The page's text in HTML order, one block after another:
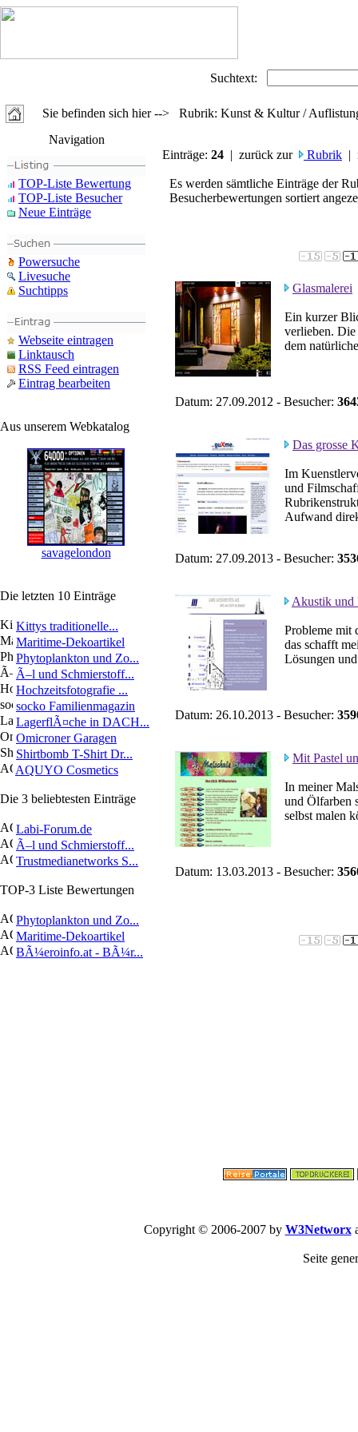
Suchtext:
Sie befinden sich hier --> Rubrik: Kunst & Kultur /
Navigation
TOP-Liste Bewertung
TOP-Liste Besucher
Neue Einträge
Powersuche
Livesuche
Suchtipps
Webseite eintragen
Linktausch
RSS Feed eintragen
Eintrag bearbeiten
Aus unserem Webkatalog
savagelondon
Die letzten 10 Einträge
Kittys traditionelle...
Maritime-Dekoartikel
Phytoplankton und Zo...
Ã–l und Schmierstoff...
Hochzeitsfotografie ...
socko Familienmagazin
LagerflÃ¤che in DACH...
Omicroner Garagen
Shirtbomb T-Shirt Dr...
AQUYO Cosmetics
Die 3 beliebtesten Einträge
Labi-Forum.de
Ã–l und Schmierstoff...
Trustmedianetworks S...
TOP-3 Liste Bewertungen
Phytoplankton und Zo...
Maritime-Dekoartikel
BÃ¼eroinfo.at - BÃ¼r...
Einträge: 24 | zurück zur Rubrik |
Es werden sämtliche Einträge der
Besucherbewertungen sortiert
Glasmalerei
Ein kurzer
verlieben.
dem
Datum: 27.09.2012 - Besucher:
Das grosse
Im
und
Aufwand
Datum: 27.09.2013 - Besucher:
Akustik und
Probleme mit
das schafft
Lösungen
Datum: 26.10.2013 - Besucher:
Mit Pastel
In meiner
und Ölfarben
selbst malen
Datum: 13.03.2013 - Besucher:
Copyright © 2006-2007 by W3Networx
Seite